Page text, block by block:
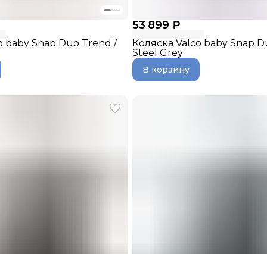
baby Snap Duo Trend /
53 899 ₽
Коляска Valco baby Snap
Steel Grey
В корзину